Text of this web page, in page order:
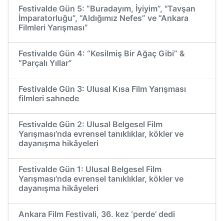
Festivalde Gün 5: “Buradayım, İyiyim”, "Tavşan
İmparatorluğu”, “Aldığımız Nefes” ve “Ankara
Filmleri Yarışması”
Festivalde Gün 4: “Kesilmiş Bir Ağaç Gibi” &
“Parçalı Yıllar”
Festivalde Gün 3: Ulusal Kısa Film Yarışması
filmleri sahnede
Festivalde Gün 2: Ulusal Belgesel Film
Yarışması’nda evrensel tanıklıklar, kökler ve
dayanışma hikâyeleri
Festivalde Gün 1: Ulusal Belgesel Film
Yarışması’nda evrensel tanıklıklar, kökler ve
dayanışma hikâyeleri
Ankara Film Festivali, 36. kez ‘perde’ dedi